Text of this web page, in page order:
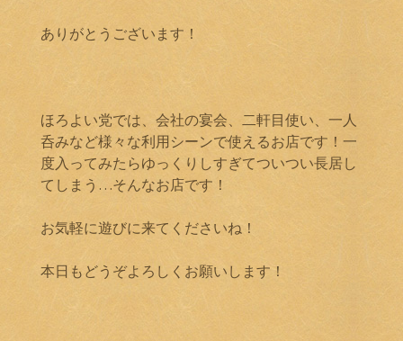
ありがとうございます！
ほろよい党では、会社の宴会、二軒目使い、一人
呑みなど様々な利用シーンで使えるお店です！一
度入ってみたらゆっくりしすぎてついつい長居し
てしまう…そんなお店です！
お気軽に遊びに来てくださいね！
本日もどうぞよろしくお願いします！